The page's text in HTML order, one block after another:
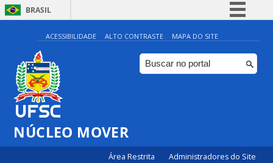
BRASIL
Simplifique!
Comunica BR
Participe
ACESSIBILIDADE ALTO CONTRASTE MAPA DO SITE
NÚCLEO MOVER
Área Restrita Administradores do Site